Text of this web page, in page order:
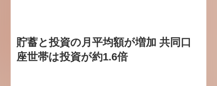
貯蓄と投資の月平均額が増加 共同口
座世帯は投資が約1.6倍